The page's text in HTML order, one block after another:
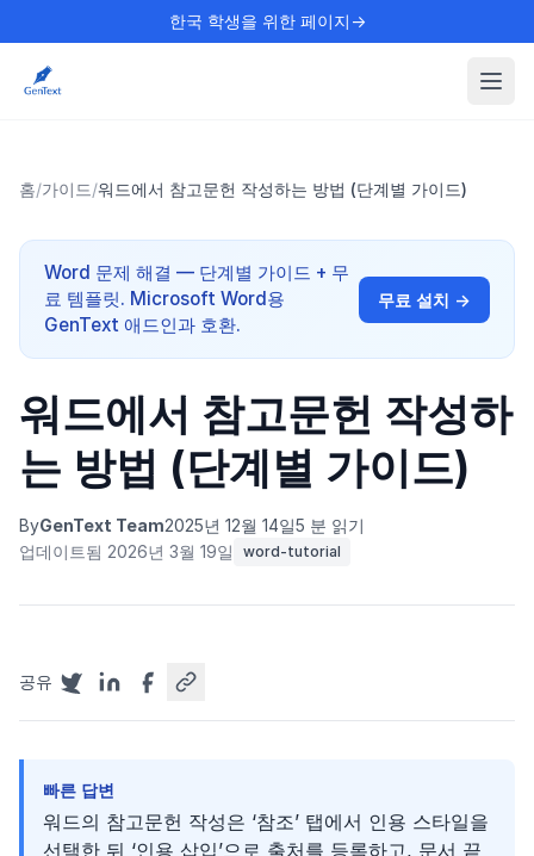
한국 학생을 위한 페이지→
홈/가이드/워드에서 참고문헌 작성하는 방법 (단계별 가이드)
Word 문제 해결 — 단계별 가이드 + 무
료 템플릿. Microsoft Word용
GenText 애드인과 호환.
무료 설치 →
워드에서 참고문헌 작성하
는 방법 (단계별 가이드)
ByGenText Team2025년 12월 14일5 분 읽기
업데이트됨 2026년 3월 19일
word-tutorial
공유
빠른 답변
워드의 참고문헌 작성은 ‘참조’ 탭에서 인용 스타일을
선택한 뒤 ‘인용 삽입’으로 출처를 등록하고, 문서 끝